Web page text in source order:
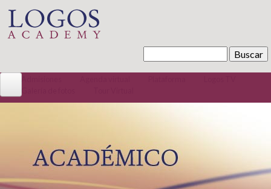
Formulario de búsqueda
Quiénes somos
Código convivencia
Tour Virtual